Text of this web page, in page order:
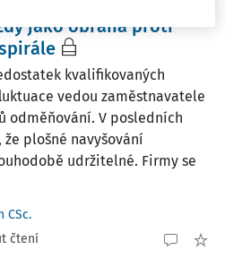
jako obrana proti
kvalifikovaných
vedou zaměstnavatele
odměňování. V posledních
plošné navyšování
udržitelné. Firmy se
CSc.
čtení